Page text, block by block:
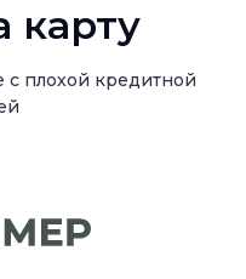
карту
с плохой кредитной